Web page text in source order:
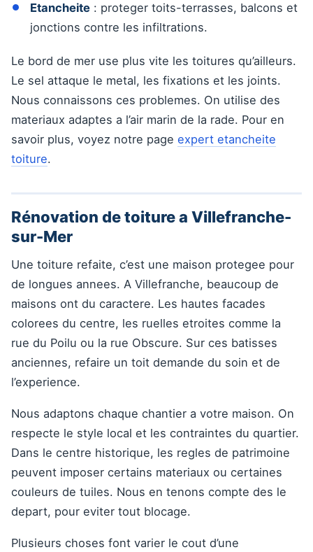
Etancheite : proteger toits-terrasses, balcons et
jonctions contre les infiltrations.
Le bord de mer use plus vite les toitures qu’ailleurs.
Le sel attaque le metal, les fixations et les joints.
Nous connaissons ces problemes. On utilise des
materiaux adaptes a l’air marin de la rade. Pour en
savoir plus, voyez notre page expert etancheite
toiture.
Rénovation de toiture a Villefranche-
sur-Mer
Une toiture refaite, c’est une maison protegee pour
de longues annees. A Villefranche, beaucoup de
maisons ont du caractere. Les hautes facades
colorees du centre, les ruelles etroites comme la
rue du Poilu ou la rue Obscure. Sur ces batisses
anciennes, refaire un toit demande du soin et de
l’experience.
Nous adaptons chaque chantier a votre maison. On
respecte le style local et les contraintes du quartier.
Dans le centre historique, les regles de patrimoine
peuvent imposer certains materiaux ou certaines
couleurs de tuiles. Nous en tenons compte des le
depart, pour eviter tout blocage.
Plusieurs choses font varier le cout d’une